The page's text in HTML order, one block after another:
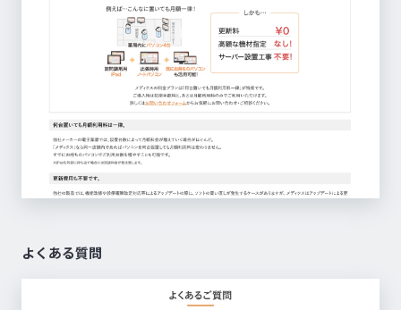
よくある質問